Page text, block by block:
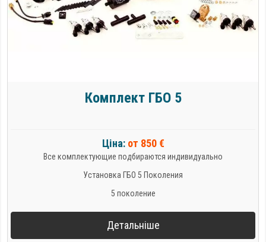
Комплект ГБО 5
Ціна: от 850 €
Все комплектующие подбираются индивидуально
Установка ГБО 5 Поколения
5 поколение
Детальніше